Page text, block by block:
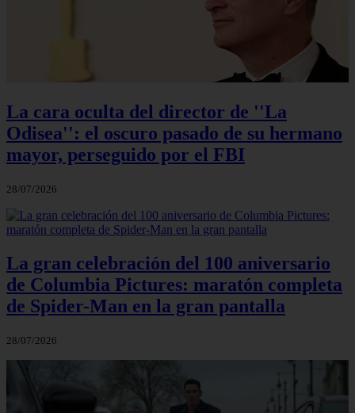
La cara oculta del director de ''La
Odisea'': el oscuro pasado de su hermano
mayor, perseguido por el FBI
28/07/2026
La gran celebración del 100 aniversario
de Columbia Pictures: maratón completa
de Spider-Man en la gran pantalla
28/07/2026